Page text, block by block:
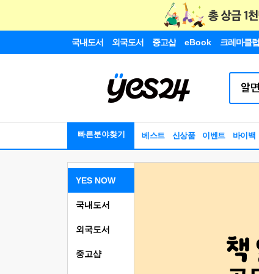
국내도서 외국도서 중고샵 eBook 크레마클럽
빠른분야찾기 베스트 신상품 이벤트 바이백
YES NOW
국내도서
외국도서
중고샵